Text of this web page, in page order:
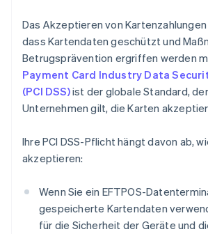
Das Akzeptieren von
dass Kartendaten geschützt und
Betrugsprävention ergriffen werden
Payment Card Industry Data
(PCI DSS)ist der globale Standard,
Unternehmen gilt, die Karten
Ihre PCI DSS-Pflicht hängt davon ab,
akzeptieren:
Wenn Sie ein EFTPOS-
gespeicherte Kartendaten
für die Sicherheit der Geräte und